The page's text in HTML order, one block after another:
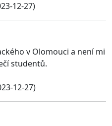
12-27)
v Olomouci a není mi
studentů.
12-27)